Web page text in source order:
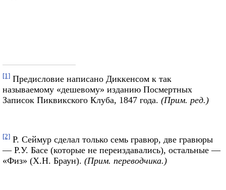
[1] Предисловие написано Диккенсом к так
называемому «дешевому» изданию Посмертных
Записок Пиквикского Клуба, 1847 года. (Прим. ред.)
[2] Р. Сеймур сделал только семь гравюр, две гравюры
— Р.У. Басе (которые не переиздавались), остальные —
«Физ» (X.Н. Браун). (Прим. переводчика.)